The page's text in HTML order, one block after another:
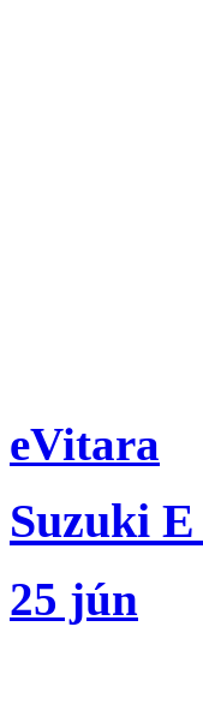
eVitara
Suzuki
25 jún